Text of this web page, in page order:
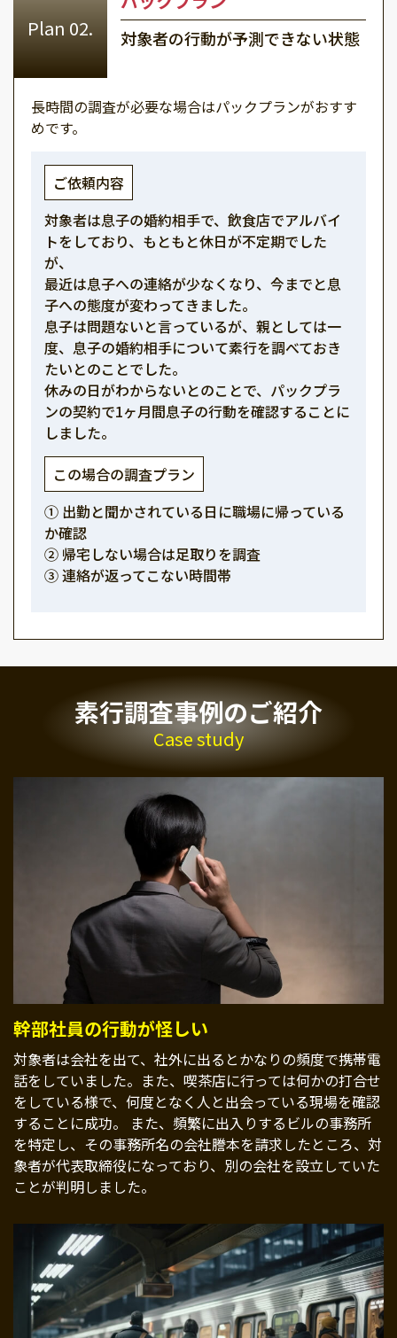
対象者の行動が予測できない状態
長時間の調査が必要な場合はパックプランがおすす
めです。
ご依頼内容
対象者は息子の婚約相手で、飲食店でアルバイ
トをしており、もともと休日が不定期でした
が、
最近は息子への連絡が少なくなり、今までと息
子への態度が変わってきました。
息子は問題ないと言っているが、親としては一
度、息子の婚約相手について素行を調べておき
たいとのことでした。
休みの日がわからないとのことで、パックプラ
ンの契約で1ヶ月間息子の行動を確認することに
しました。
この場合の調査プラン
① 出勤と聞かされている日に職場に帰っている
か確認
② 帰宅しない場合は足取りを調査
③ 連絡が返ってこない時間帯
素行調査事例のご紹介
Case study
幹部社員の行動が怪しい
対象者は会社を出て、社外に出るとかなりの頻度で携帯電
話をしていました。また、喫茶店に行っては何かの打合せ
をしている様で、何度となく人と出会っている現場を確認
することに成功。 また、頻繁に出入りするビルの事務所
を特定し、その事務所名の会社謄本を請求したところ、対
象者が代表取締役になっており、別の会社を設立していた
ことが判明しました。